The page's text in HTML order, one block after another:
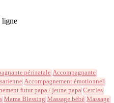
ligne
périnatale Accompagnante
Accompagnement émotionnel
futur papa / jeune papa Cercles
Mama Blessing Massage bébé Massage